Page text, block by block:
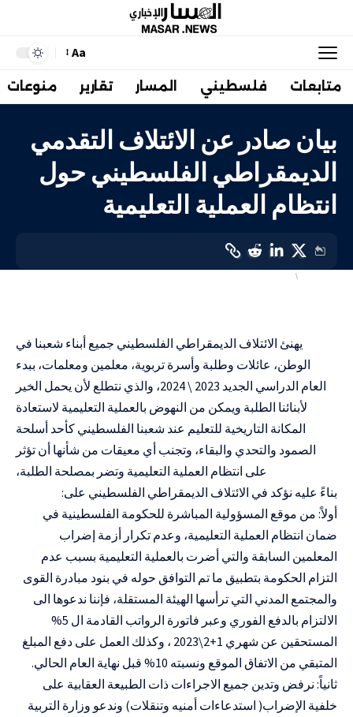
Aa
متابعات فلسطيني المسار تقارير منوعات
بيان صادر عن الائتلاف التقدمي
الديمقراطي الفلسطيني حول
انتظام العملية التعليمية
أهم الاخبارتربية وتعليم
يهنئ الائتلاف الديمقراطي الفلسطيني جميع أبناء شعبنا في
الوطن، عائلات وطلبة وأسرة تربوية، معلمين ومعلمات، ببدء
العام الدراسي الجديد 2023 \ 2024، والذي نتطلع لأن يحمل الخير
لأبنائنا الطلبة ويمكن من النهوض بالعملية التعليمية لاستعادة
المكانة التاريخية للتعليم عند شعبنا الفلسطيني كأحد أسلحة
الصمود والتحدي والبقاء، وتجنب أي معيقات من شأنها أن تؤثر
على انتظام العملية التعليمية وتضر بمصلحة الطلبة،
بناءً عليه نؤكد في الائتلاف الديمقراطي الفلسطيني على:
أولاً: من موقع المسؤولية المباشرة للحكومة الفلسطينية في
ضمان انتظام العملية التعليمية، وعدم تكرار أزمة إضراب
المعلمين السابقة والتي أضرت بالعملية التعليمية بسبب عدم
التزام الحكومة بتطبيق ما تم التوافق حوله في بنود مبادرة القوى
والمجتمع المدني التي ترأسها الهيئة المستقلة، فإننا ندعوها الى
الالتزام بالدفع الفوري وعبر فاتورة الرواتب القادمة ال 5%
المستحقين عن شهري 1+2\2023 ، وكذلك العمل على دفع المبلغ
المتبقي من الاتفاق الموقع ونسبته 10% قبل نهاية العام الحالي.
ثانياً: نرفض وتدين جميع الاجراءات ذات الطبيعة العقابية على
خلفية الإضراب( استدعاءات أمنيه وتنقلات) وندعو وزارة التربية